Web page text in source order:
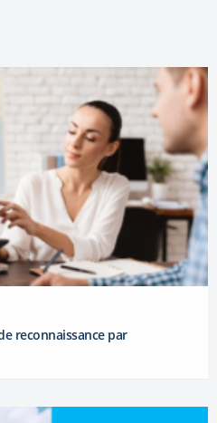
reconnaissance par